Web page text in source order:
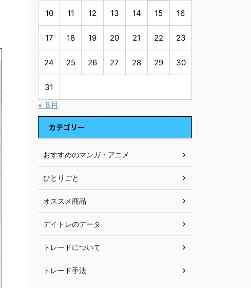
10 11 12 13 14 15 16
17 18 19 20 21 22 23
24 25 26 27 28 29 30
31
« 8月
カテゴリー
おすすめのマンガ・アニメ
ひとりごと
オススメ商品
デイトレのデータ
トレードについて
トレード手法